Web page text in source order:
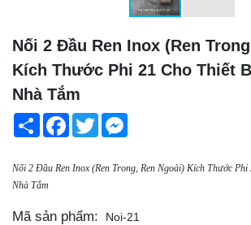
Nối 2 Đầu Ren Inox (Ren
Kích Thước Phi 21 Cho Thiết
Nhà Tắm
Share Facebook
Twitter
Nối 2 Đầu Ren Inox (Ren Trong, Ren Ngoài) Kích Thước Phi
Nhà Tắm
Mã sản phẩm: Noi-21